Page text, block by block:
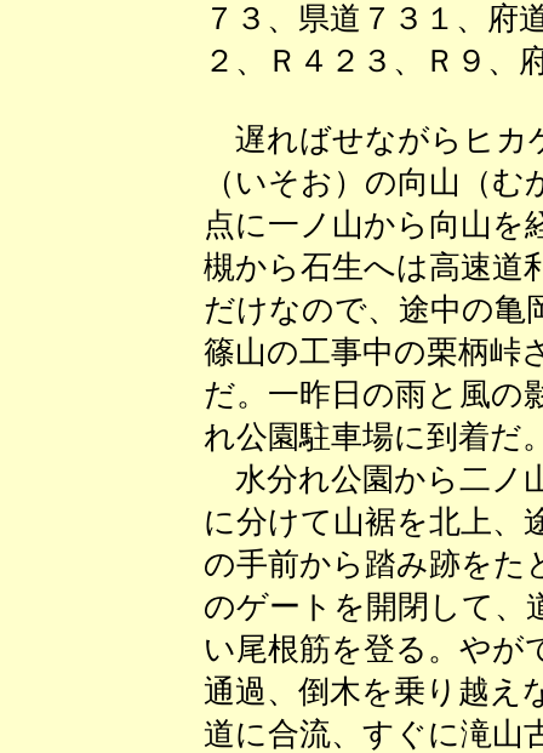
７３、県道７３１、府
２、Ｒ４２３、Ｒ９、
遅ればせながらヒカ
（いそお）の向山（
点に一ノ山から向山を
槻から石生へは高速道
だけなので、途中の亀
篠山の工事中の栗柄峠
だ。一昨日の雨と風の
れ公園駐車場に到着だ
水分れ公園から二ノ
に分けて山裾を北上、
の手前から踏み跡をた
のゲートを開閉して、
い尾根筋を登る。やが
通過、倒木を乗り越え
道に合流、すぐに滝山